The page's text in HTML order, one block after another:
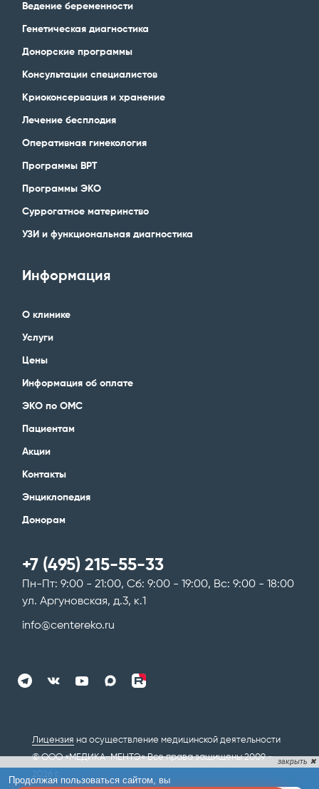
Ведение беременности
Генетическая диагностика
Донорские программы
Консультации специалистов
Криоконсервация и хранение
Лечение бесплодия
Оперативная гинекология
Программы ВРТ
Программы ЭКО
Суррогатное материнство
УЗИ и функциональная диагностика
Информация
О клинике
Услуги
Цены
Информация об оплате
ЭКО по ОМС
Пациентам
Акции
Контакты
Энциклопедия
Донорам
+7 (495) 215-55-33
Пн-Пт: 9:00 - 21:00, Сб: 9:00 - 19:00, Вс: 9:00 - 18:00
ул. Аргуновская, д.3, к.1
info@centereko.ru
Лицензия на осуществление медицинской деятельности
© ООО «МЕДИКА-МЕНТЭ» Все права защищены 2009 -